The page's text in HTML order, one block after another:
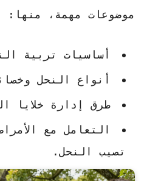
موضوعات مهمة، منها:
أساسيات تربية
أنواع النحل
طرق إدارة خلايا
التعامل مع
تصيب النحل.